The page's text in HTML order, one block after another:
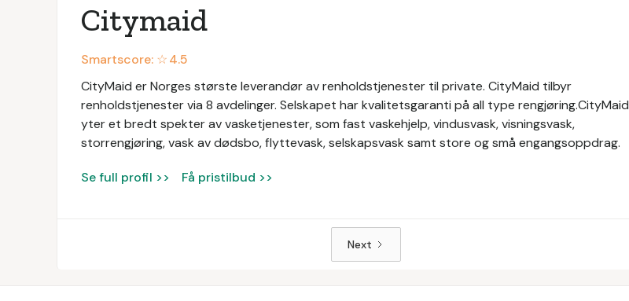
Citymaid
Smartscore: ☆4.5
CityMaid er Norges største leverandør av renholdstjenester til private. CityMaid tilbyr
renholdstjenester via 8 avdelinger. Selskapet har kvalitetsgaranti på all type rengjøring.CityMaid
yter et bredt spekter av vasketjenester, som fast vaskehjelp, vindusvask, visningsvask,
storrengjøring, vask av dødsbo, flyttevask, selskapsvask samt store og små engangsoppdrag.
Se full profil >> Få pristilbud >>
Next